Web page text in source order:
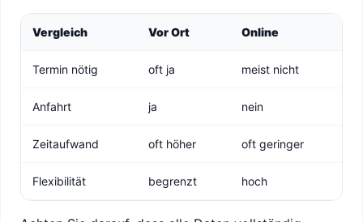
Vergleich Vor Ort Online
Termin nötig oft ja meist nicht
Anfahrt ja nein
Zeitaufwand oft höher oft geringer
Flexibilität begrenzt hoch